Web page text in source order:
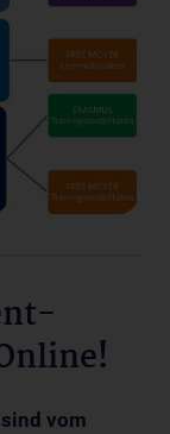
sind vom